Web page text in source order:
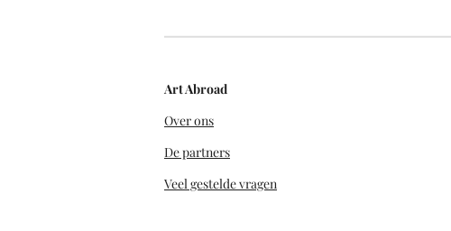
Art Abroad
Over ons
De partners
Veel gestelde vragen